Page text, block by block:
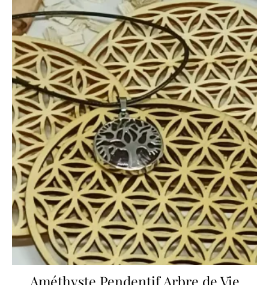
Améthyste Pendentif Arbre de Vie